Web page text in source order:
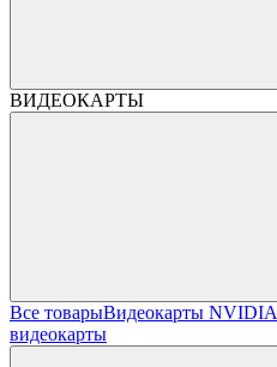
ВИДЕОКАРТЫ
Все товарыВидеокарты NVIDIA
видеокарты